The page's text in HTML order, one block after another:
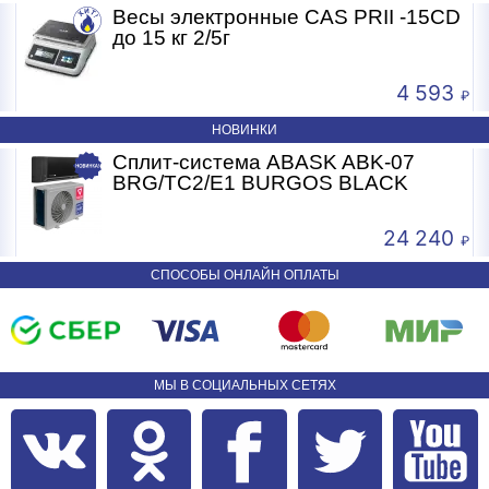
Дисплей
Тип дисплея LED
Количество разрядов индикации 16 (Вес-5, Цена-5, Стоимость
Интерфейсы
Интерфейсы нет
Габаритные размеры (ШхДхВ), мм 565*345*440 мм
Материал платформы металл
Материал корпуса пластик
Тип клавиатуры промышленный сенсор
Стойка да
Весы электронные CAS PRII -15CD
до 15 кг 2/5г
4 593
НОВИНКИ
Сплит-система ABASK ABK-07
BRG/TC2/E1 BURGOS BLACK
24 240
СПОСОБЫ ОНЛАЙН ОПЛАТЫ
МЫ В СОЦИАЛЬНЫХ СЕТЯХ